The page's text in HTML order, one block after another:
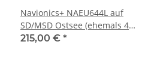
Navionics+ NAEU644L auf
SD/MSD Ostsee (ehemals 44
XG)
215,00 € *